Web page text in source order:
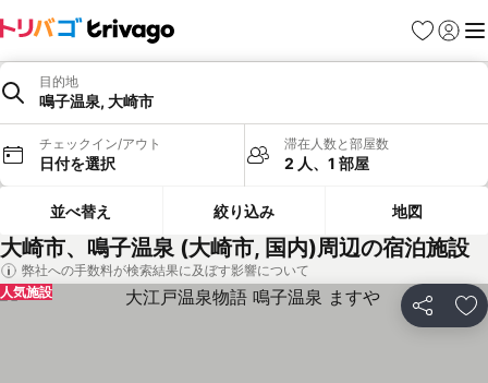
お気に入り
ログイ
メ
目的地
鳴子温泉, 大崎市
チェックイン/アウト
日付を選択
滞在人数と部屋数
2 人、1 部屋
並べ替え 絞り込み 地図
大崎市、鳴子温泉 (大崎市, 国内)周辺の宿泊施設
弊社への手数料が検索結果に及ぼす影響について
シェア お
人気施設